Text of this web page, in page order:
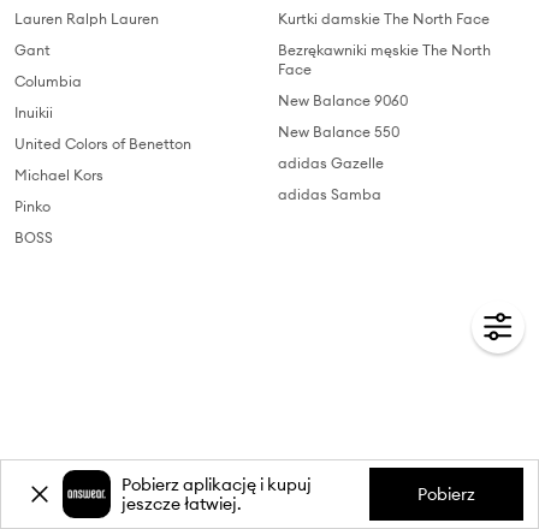
Lauren Ralph Lauren
Gant
Columbia
Inuikii
United Colors of Benetton
Michael Kors
Pinko
BOSS
Kurtki damskie The North Face
Bezrękawniki męskie The North
Face
New Balance 9060
New Balance 550
adidas Gazelle
adidas Samba
Pobierz aplikację i kupuj
jeszcze łatwiej.
Pobierz